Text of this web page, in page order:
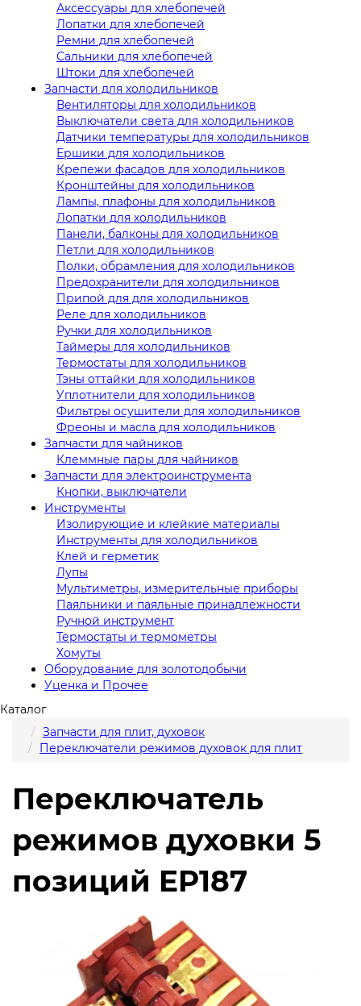
Аксессуары для хлебопечей
Лопатки для хлебопечей
Ремни для хлебопечей
Сальники для хлебопечей
Штоки для хлебопечей
Запчасти для холодильников
Вентиляторы для холодильников
Выключатели света для холодильников
Датчики температуры для холодильников
Ершики для холодильников
Крепежи фасадов для холодильников
Кронштейны для холодильников
Лампы, плафоны для холодильников
Лопатки для холодильников
Панели, балконы для холодильников
Петли для холодильников
Полки, обрамления для холодильников
Предохранители для холодильников
Припой для для холодильников
Реле для холодильников
Ручки для холодильников
Таймеры для холодильников
Термостаты для холодильников
Тэны оттайки для холодильников
Уплотнители для холодильников
Фильтры осушители для холодильников
Фреоны и масла для холодильников
Запчасти для чайников
Клеммные пары для чайников
Запчасти для электроинструмента
Кнопки, выключатели
Инструменты
Изолирующие и клейкие материалы
Инструменты для холодильников
Клей и герметик
Лупы
Мультиметры, измерительные приборы
Паяльники и паяльные принадлежности
Ручной инструмент
Термостаты и термометры
Хомуты
Оборудование для золотодобычи
Уценка и Прочее
Каталог
Запчасти для плит, духовок
Переключатели режимов духовок для плит
Переключатель
режимов духовки 5
позиций EP187